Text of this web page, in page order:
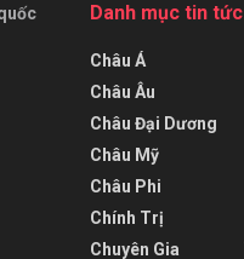
Danh mục tin tức
Châu Á
Châu Âu
Châu Đại Dương
Châu Mỹ
Châu Phi
Chính Trị
Chuyên Gia